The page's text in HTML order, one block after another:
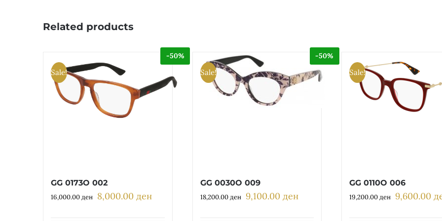
Related products
Sale!
-50%
GG 0173O 002
16,000.00ден Original
8,000.00 денCurrent
Sale!
-50%
GG 0030O 009
18,200.00ден
Original
9,100.00 денCurrent
Sale!
GG 0110O 006
19,200.00ден Original
9,600.00